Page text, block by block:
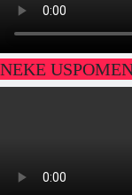
NEKE